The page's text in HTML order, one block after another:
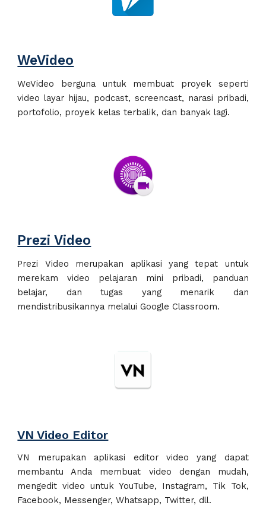
WeVideo
WeVideo berguna untuk membuat proyek seperti
video layar hijau, podcast, screencast, narasi pribadi,
portofolio, proyek kelas terbalik, dan banyak lagi.
Prezi Video
Prezi Video merupakan aplikasi yang tepat untuk
merekam video pelajaran mini pribadi, panduan
belajar, dan tugas yang menarik
dan
mendistribusikannya melalui GoogleClassroom.
VN Video Editor
VN merupakan aplikasi editor videoyang dapat
membantu Anda membuat video dengan mudah,
mengedit video untuk YouTube, Instagram, Tik Tok,
Facebook, Messenger, Whatsapp, Twitter, dll.